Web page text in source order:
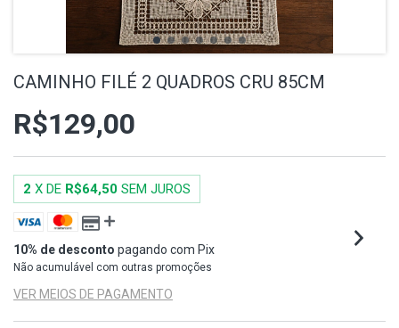
CAMINHO FILÉ 2 QUADROS CRU 85CM
R$129,00
2 X DE R$64,50 SEM JUROS
10% de desconto pagando com Pix
Não acumulável com outras promoções
VER MEIOS DE PAGAMENTO